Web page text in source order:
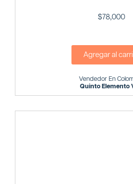
$78,000
Agregar al
Vendedor En
Quinto Elemento